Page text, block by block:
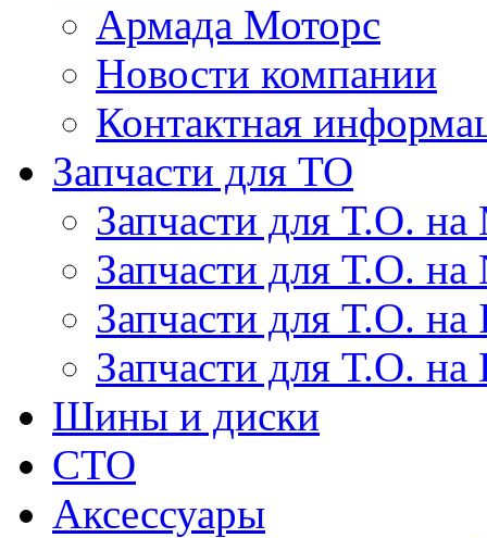
Армада Моторс
Новости компании
Контактная
Запчасти для ТО
Запчасти для Т.О. на
Запчасти для Т.О. на
Запчасти для Т.О.
Запчасти для Т.О. на
Шины и диски
СТО
Аксессуары